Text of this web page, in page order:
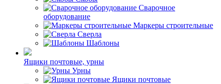
Сварочное
оборудование
Маркеры строительные
Сверла
Шаблоны
Ящики почтовые, урны
Урны
Ящики почтовые